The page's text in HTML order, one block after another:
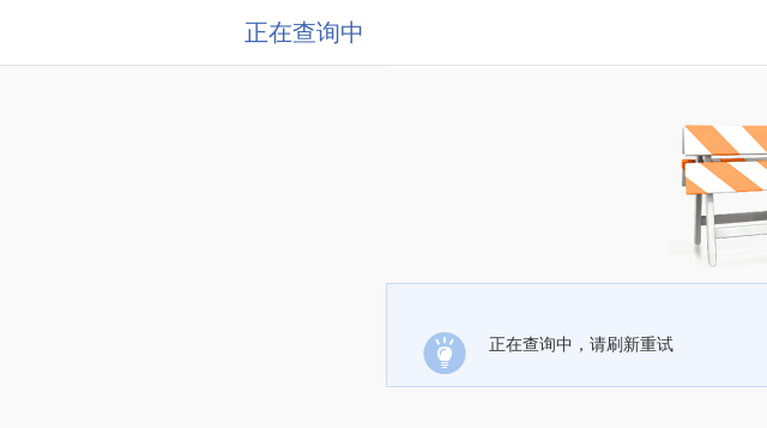
正在查询中
正在查询中，请刷新重试